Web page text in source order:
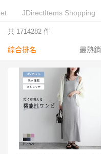
JDirectItems Shopping
共 1714282 件
綜合排名 最熱銷